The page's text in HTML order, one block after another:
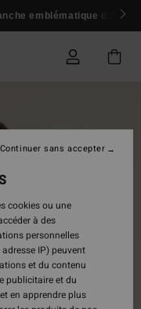
emblématique d'Andy
cookies ou une
à des
personnelles
IP) peuvent
et du contenu
publicitaire et du
en apprendre plus
Continuer sans accepter